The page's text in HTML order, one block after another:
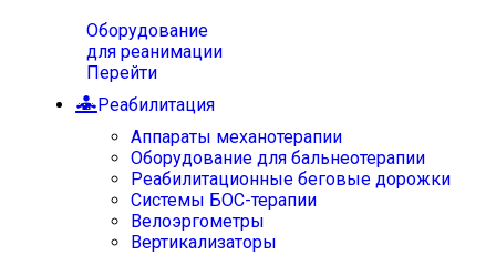
Оборудование
для реанимации
Перейти
Реабилитация
Аппараты механотерапии
Оборудование для бальнеотерапии
Реабилитационные беговые дорожки
Системы БОС-терапии
Велоэргометры
Вертикализаторы